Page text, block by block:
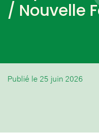
/ Nouvelle
Publié le 25 juin 2026